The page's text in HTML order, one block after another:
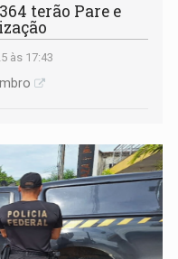
terão Pare e
às 17:43